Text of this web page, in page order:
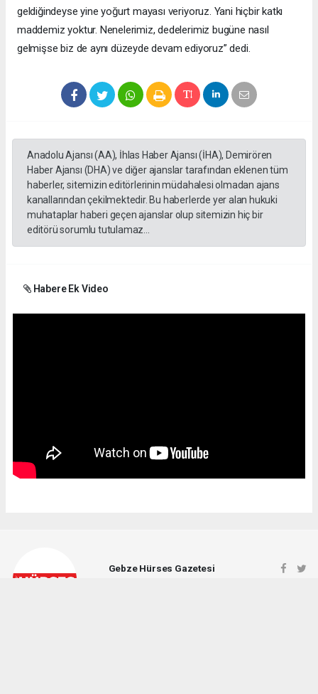
geldiğindeyse yine yoğurt mayası veriyoruz. Yani hiçbir katkı
maddemiz yoktur. Nenelerimiz, dedelerimiz bugüne nasıl
gelmişse biz de aynı düzeyde devam ediyoruz” dedi.
Anadolu Ajansı (AA), İhlas Haber Ajansı (İHA), Demirören
Haber Ajansı (DHA) ve diğer ajanslar tarafından eklenen tüm
haberler, sitemizin editörlerinin müdahalesi olmadan ajans
kanallarından çekilmektedir. Bu haberlerde yer alan hukuki
muhataplar haberi geçen ajanslar olup sitemizin hiç bir
editörü sorumlu tutulamaz...
Habere Ek Video
Gebze Hürses Gazetesi